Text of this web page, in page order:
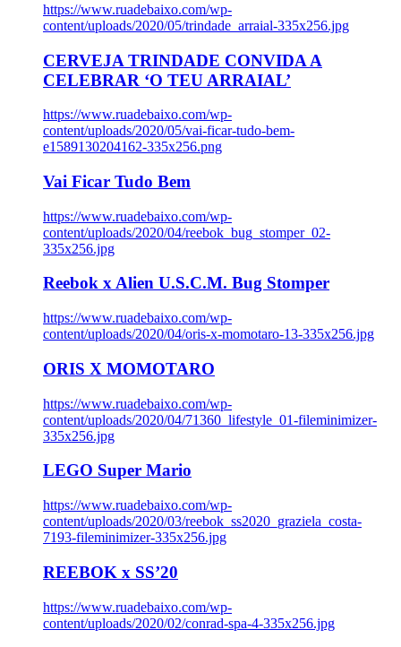
https://www.ruadebaixo.com/wp-
content/uploads/2020/05/trindade_arraial-335x256.jpg
CERVEJA TRINDADE CONVIDA A
CELEBRAR ‘O TEU ARRAIAL’
https://www.ruadebaixo.com/wp-
content/uploads/2020/05/vai-ficar-tudo-bem-
e1589130204162-335x256.png
Vai Ficar Tudo Bem
https://www.ruadebaixo.com/wp-
content/uploads/2020/04/reebok_bug_stomper_02-
335x256.jpg
Reebok x Alien U.S.C.M. Bug Stomper
https://www.ruadebaixo.com/wp-
content/uploads/2020/04/oris-x-momotaro-13-335x256.jpg
ORIS X MOMOTARO
https://www.ruadebaixo.com/wp-
content/uploads/2020/04/71360_lifestyle_01-fileminimizer-
335x256.jpg
LEGO Super Mario
https://www.ruadebaixo.com/wp-
content/uploads/2020/03/reebok_ss2020_graziela_costa-
7193-fileminimizer-335x256.jpg
REEBOK x SS’20
https://www.ruadebaixo.com/wp-
content/uploads/2020/02/conrad-spa-4-335x256.jpg